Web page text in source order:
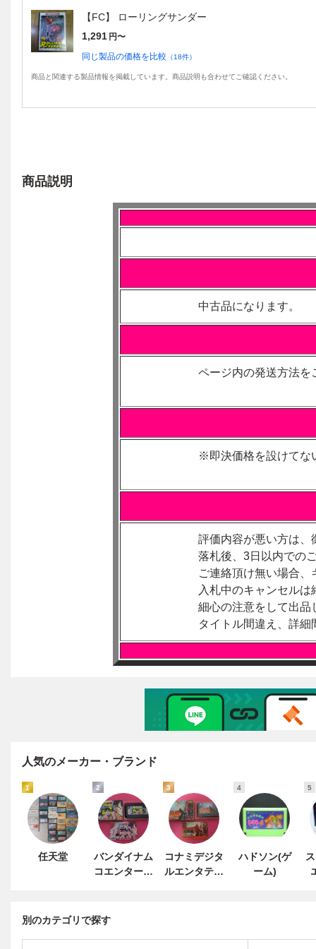
【FC】 ローリングサンダー
1,291 円〜
同じ製品の価格を比較 （18件）
商品と関連する製品情報を掲載しています。商品説明も合わせてご確認ください。
商品説明
人気のメーカー・ブランド
1
任天堂
2
バンダイナム
コエンターテ
3
コナミデジタ
ルエンタテイ
4
ハドソン(ゲ
ーム)
5
別のカテゴリで探す